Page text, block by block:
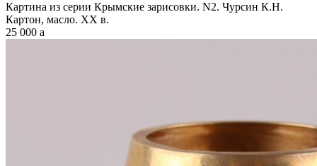
Картина из серии Крымские зарисовки. N2. Чурсин К.Н.
Картон, масло. XX в.
25 000 a